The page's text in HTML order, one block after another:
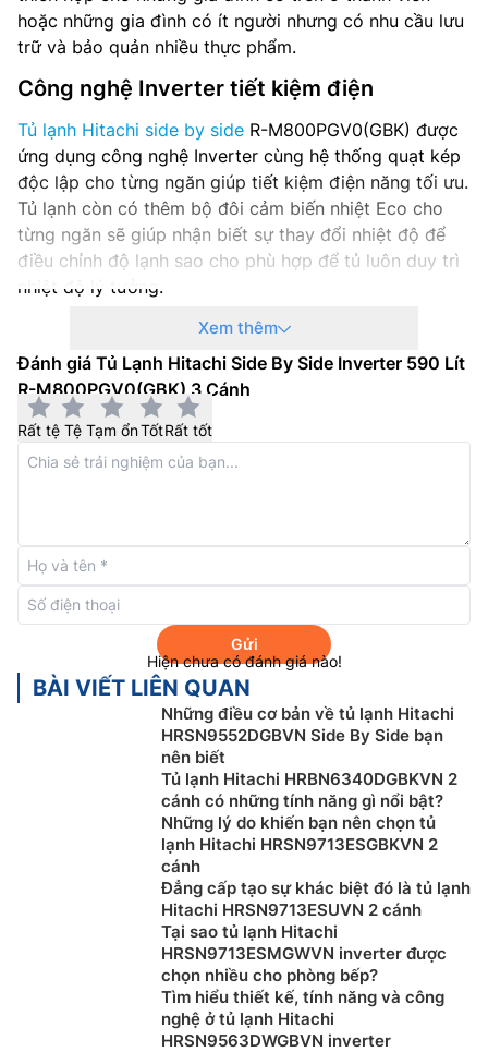
hoặc những gia đình có ít người nhưng có nhu cầu lưu
trữ và bảo quản nhiều thực phẩm.
Công nghệ Inverter tiết kiệm điện
Tủ lạnh Hitachi side by side R-M800PGV0(GBK) được
ứng dụng công nghệ Inverter cùng hệ thống quạt kép
độc lập cho từng ngăn giúp tiết kiệm điện năng tối ưu.
Tủ lạnh còn có thêm bộ đôi cảm biến nhiệt Eco cho
từng ngăn sẽ giúp nhận biết sự thay đổi nhiệt độ để
điều chỉnh độ lạnh sao cho phù hợp để tủ luôn duy trì
nhiệt độ lý tưởng.
Hệ thống làm lạnh quạt kép
Tủ lạnh Hitachi Inverter
R-M800PGV0(GBK) trang bị
công nghệ làm lạnh quạt kép làm lạnh tối ưu cho cả
ngăn đông và ngăn mát giúp làm lạnh đồng đều, ổn
định và nhanh hơn, đảm bảo nhiệt độ bên trong tủ
lạnh luôn ở mức lý tưởng. Tủ lạnh Hitachi còn có khả
năng làm lạnh cực mạnh ngay cả khi nhiệt độ của môi
trường bên ngoài lên đến 60°C, mọi không gian bên
trong tủ lạnh vẫn hoàn toàn mát.
Xem thêm
Đánh giá Tủ Lạnh Hitachi Side By Side Inverter 590 Lít
R-M800PGV0(GBK) 3 Cánh
Rất tệ Tệ Tạm ổnTốtRất tốt
Gửi
Hiện chưa có đánh giá nào!
BÀI VIẾT LIÊN QUAN
Những điều cơ bản về tủ lạnh Hitachi
HRSN9552DGBVN Side By Side bạn
nên biết
Tủ lạnh Hitachi HRBN6340DGBKVN 2
cánh có những tính năng gì nổi bật?
Những lý do khiến bạn nên chọn tủ
lạnh Hitachi HRSN9713ESGBKVN 2
cánh
Đẳng cấp tạo sự khác biệt đó là tủ lạnh
Hitachi HRSN9713ESUVN 2 cánh
Tại sao tủ lạnh Hitachi
HRSN9713ESMGWVN inverter được
chọn nhiều cho phòng bếp?
Tìm hiểu thiết kế, tính năng và công
nghệ ở tủ lạnh Hitachi
HRSN9563DWGBVN inverter